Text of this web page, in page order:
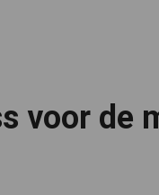
voor de